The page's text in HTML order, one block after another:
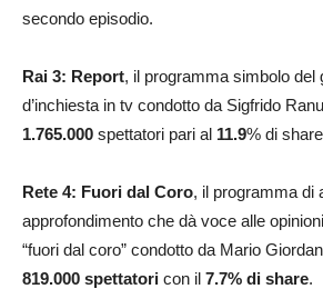
secondo episodio.
Rai 3: Report, il programma simbolo del
d’inchiesta in tv condotto da Sigfrido
1.765.000 spettatori pari al 11.9% di
Rete 4: Fuori dal Coro, il programma di
approfondimento che dà voce alle
“fuori dal coro” condotto da Mario
819.000 spettatori con il 7.7% di share.